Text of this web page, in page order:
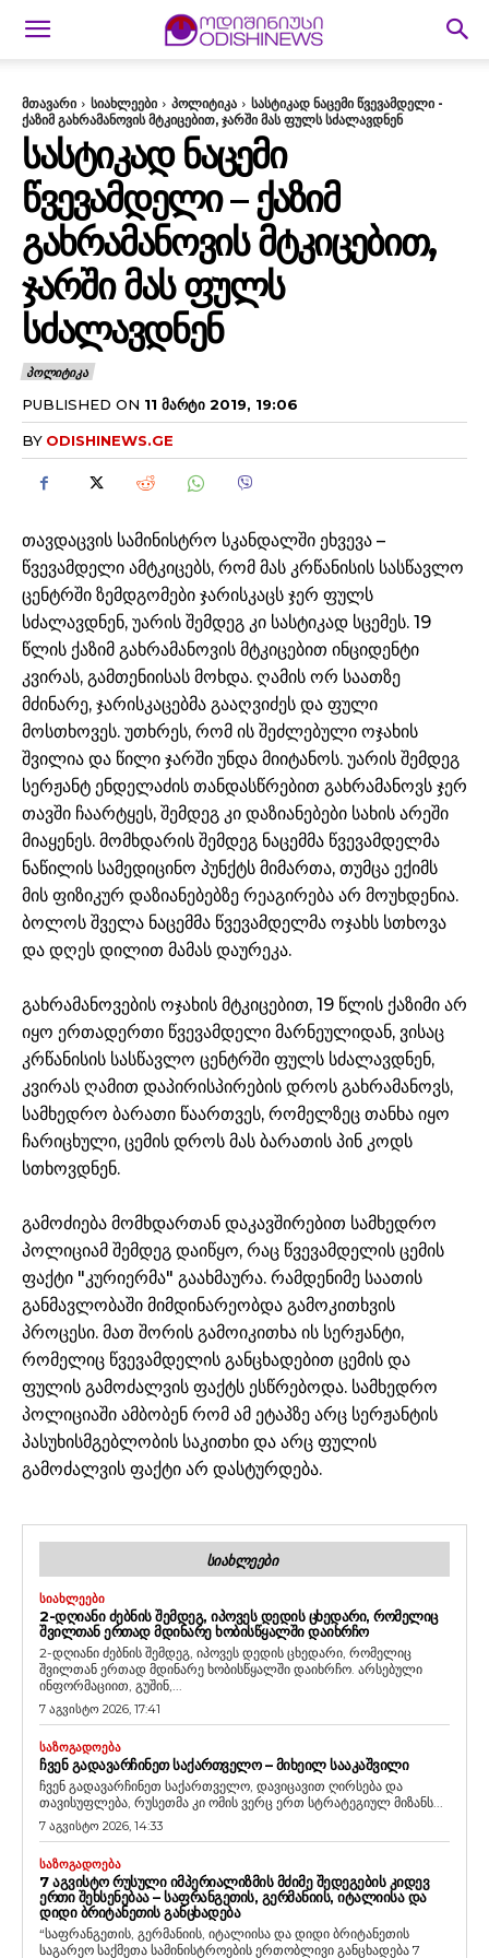
მთავარი სიახლეები პოლიტიკა
სასტიკად ნაცემი წვევამდელი -
ქაზიმ გახრამანოვის მტკიცებით, ჯარში მას ფულს სძალავდნენ
ᲡᲐᲡᲢᲘᲙᲐᲓ ᲜᲐᲪᲔᲛᲘ
ᲬᲕᲔᲕᲐᲛᲓᲔᲚᲘ – ᲥᲐᲖᲘᲛ
ᲒᲐᲮᲠᲐᲛᲐᲜᲝᲕᲘᲡ ᲛᲢᲙᲘᲪᲔᲑᲘᲗ,
ᲯᲐᲠᲨᲘ ᲛᲐᲡ ᲤᲣᲚᲡ
ᲡᲫᲐᲚᲐᲕᲓᲜᲔᲜ
ᲞᲝᲚᲘᲢᲘᲙᲐ
PUBLISHED ON 11 ᲛᲐᲠᲢᲘ 2019, 19:06
BY ODISHINEWS.GE
თავდაცვის სამინისტრო სკანდალში ეხვევა –
წვევამდელი ამტკიცებს, რომ მას კრწანისის სასწავლო
ცენტრში ზემდგომები ჯარისკაცს ჯერ ფულს
სძალავდნენ, უარის შემდეგ კი სასტიკად სცემეს. 19
წლის ქაზიმ გახრამანოვის მტკიცებით ინციდენტი
კვირას, გამთენიისას მოხდა. ღამის ორ საათზე
მძინარე, ჯარისკაცებმა გააღვიძეს და ფული
მოსთხოვეს. უთხრეს, რომ ის შეძლებული ოჯახის
შვილია და წილი ჯარში უნდა მიიტანოს. უარის შემდეგ
სერჟანტ ენდელაძის თანდასწრებით გახრამანოვს ჯერ
თავში ჩაარტყეს, შემდეგ კი დაზიანებები სახის არეში
მიაყენეს. მომხდარის შემდეგ ნაცემმა წვევამდელმა
ნაწილის სამედიცინო პუნქტს მიმართა, თუმცა ექიმს
მის ფიზიკურ დაზიანებებზე რეაგირება არ მოუხდენია.
ბოლოს შველა ნაცემმა წვევამდელმა ოჯახს სთხოვა
და დღეს დილით მამას დაურეკა.
გახრამანოვების ოჯახის მტკიცებით, 19 წლის ქაზიმი არ
იყო ერთადერთი წვევამდელი მარნეულიდან, ვისაც
კრწანისის სასწავლო ცენტრში ფულს სძალავდნენ,
კვირას ღამით დაპირისპირების დროს გახრამანოვს,
სამხედრო ბარათი წაართვეს, რომელზეც თანხა იყო
ჩარიცხული, ცემის დროს მას ბარათის პინ კოდს
სთხოვდნენ.
გამოძიება მომხდართან დაკავშირებით სამხედრო
პოლიციამ შემდეგ დაიწყო, რაც წვევამდელის ცემის
ფაქტი "კურიერმა" გაახმაურა. რამდენიმე საათის
განმავლობაში მიმდინარეობდა გამოკითხვის
პროცესი. მათ შორის გამოიკითხა ის სერჟანტი,
რომელიც წვევამდელის განცხადებით ცემის და
ფულის გამოძალვის ფაქტს ესწრებოდა. სამხედრო
პოლიციაში ამბობენ რომ ამ ეტაპზე არც სერჟანტის
პასუხისმგებლობის საკითხი და არც ფულის
გამოძალვის ფაქტი არ დასტურდება.
ᲡᲘᲐᲮᲚᲔᲔᲑᲘ
ᲡᲘᲐᲮᲚᲔᲔᲑᲘ
2-ᲓᲦᲘᲐᲜᲘ ᲫᲔᲑᲜᲘᲡ ᲨᲔᲛᲓᲔᲒ, ᲘᲞᲝᲕᲔᲡ ᲓᲔᲓᲘᲡ ᲪᲮᲔᲓᲐᲠᲘ, ᲠᲝᲛᲔᲚᲘᲪ
ᲨᲕᲘᲚᲗᲐᲜ ᲔᲠᲗᲐᲓ ᲛᲓᲘᲜᲐᲠᲔ ᲮᲝᲑᲘᲡᲬᲧᲐᲚᲨᲘ ᲓᲐᲘᲮᲠᲩᲝ
2-დღიანი ძებნის შემდეგ, იპოვეს დედის ცხედარი, რომელიც
შვილთან ერთად მდინარე ხობისწყალში დაიხრჩო. არსებული
ინფორმაციით, გუშინ,...
7 აგვისტო 2026, 17:41
ᲡᲐᲖᲝᲒᲐᲓᲝᲔᲑᲐ
ᲩᲕᲔᲜ ᲒᲐᲓᲐᲕᲐᲠᲩᲘᲜᲔᲗ ᲡᲐᲥᲐᲠᲗᲕᲔᲚᲝ – ᲛᲘᲮᲔᲘᲚ ᲡᲐᲐᲙᲐᲨᲕᲘᲚᲘ
ჩვენ გადავარჩინეთ საქართველო, დავიცავით ღირსება და
თავისუფლება, რუსეთმა კი ომის ვერც ერთ სტრატეგიულ მიზანს...
7 აგვისტო 2026, 14:33
ᲡᲐᲖᲝᲒᲐᲓᲝᲔᲑᲐ
7 ᲐᲒᲕᲘᲡᲢᲝ ᲠᲣᲡᲣᲚᲘ ᲘᲛᲞᲔᲠᲘᲐᲚᲘᲖᲛᲘᲡ ᲛᲫᲘᲛᲔ ᲨᲔᲓᲔᲒᲔᲑᲘᲡ ᲙᲘᲓᲔᲕ
ᲔᲠᲗᲘ ᲨᲔᲮᲡᲔᲜᲔᲑᲐᲐ – ᲡᲐᲤᲠᲐᲜᲒᲔᲗᲘᲡ, ᲒᲔᲠᲛᲐᲜᲘᲘᲡ, ᲘᲢᲐᲚᲘᲘᲡᲐ ᲓᲐ
ᲓᲘᲓᲘ ᲑᲠᲘᲢᲐᲜᲔᲗᲘᲡ ᲒᲐᲜᲪᲮᲐᲓᲔᲑᲐ
“საფრანგეთის, გერმანიის, იტალიისა და დიდი ბრიტანეთის
საგარეო საქმეთა სამინისტროების ერთობლივი განცხადება 7